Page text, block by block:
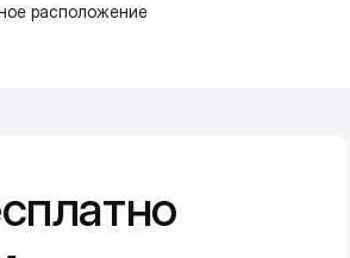
расположение